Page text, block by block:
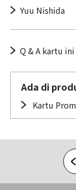
Yuu Nishida
Q & A kartu ini
Ada di
Kartu